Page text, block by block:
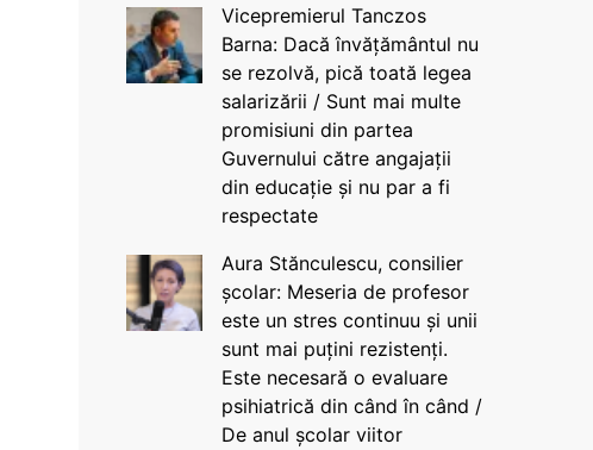
Vicepremierul Tanczos
Barna: Dacă învățământul nu
se rezolvă, pică toată legea
salarizării / Sunt mai multe
promisiuni din partea
Guvernului către angajații
din educație și nu par a fi
respectate
Aura Stănculescu, consilier
școlar: Meseria de profesor
este un stres continuu și unii
sunt mai puțini rezistenți.
Este necesară o evaluare
psihiatrică din când în când /
De anul școlar viitor